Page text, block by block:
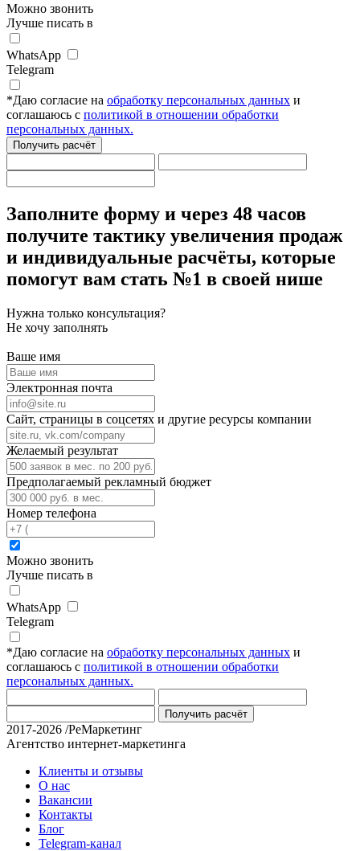
Можно звонить
Лучше писать в
WhatsApp
Telegram
*Даю согласие на обработку персональных данных и
соглашаюсь с политикой в отношении обработки
персональных данных.
Получить расчёт
Заполните форму и через 48 часов
получите тактику увеличения продаж
и индивидуальные расчёты, которые
помогут вам стать №1 в своей нише
Нужна только консультация?
Не хочу заполнять
Ваше имя
Электронная почта
Сайт, страницы в соцсетях и другие ресурсы компании
Желаемый результат
Предполагаемый рекламный бюджет
Номер телефона
Можно звонить
Лучше писать в
WhatsApp
Telegram
*Даю согласие на обработку персональных данных и
соглашаюсь с политикой в отношении обработки
персональных данных.
Получить расчёт
2017-2026 /РеМаркетинг
Агентство интернет-маркетинга
Клиенты и отзывы
О нас
Вакансии
Контакты
Блог
Telegram-канал